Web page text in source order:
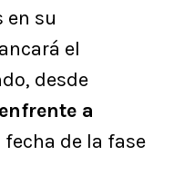
en su
el
desde
a
de la fase